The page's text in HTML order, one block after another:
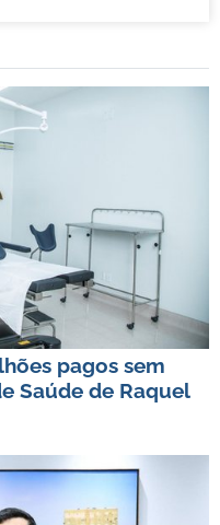
pagos sem
Saúde de Raquel